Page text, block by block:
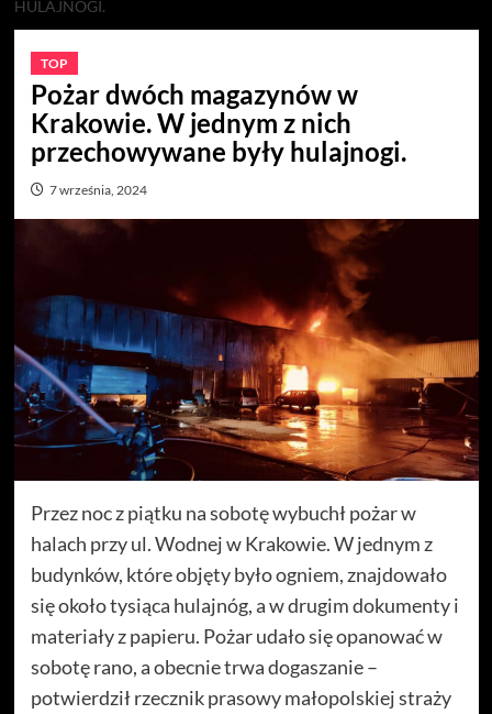
HULAJNOGI.
TOP
Pożar dwóch magazynów w
Krakowie. W jednym z nich
przechowywane były hulajnogi.
7 września, 2024
Przez noc z piątku na sobotę wybuchł pożar w
halach przy ul. Wodnej w Krakowie. W jednym z
budynków, które objęty było ogniem, znajdowało
się około tysiąca hulajnóg, a w drugim dokumenty i
materiały z papieru. Pożar udało się opanować w
sobotę rano, a obecnie trwa dogaszanie –
potwierdził rzecznik prasowy małopolskiej straży